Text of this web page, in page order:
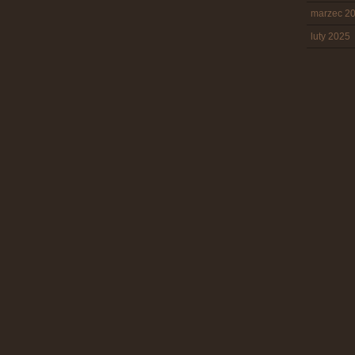
marzec
luty 2025